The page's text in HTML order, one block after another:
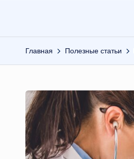
Главная Полезные статьи